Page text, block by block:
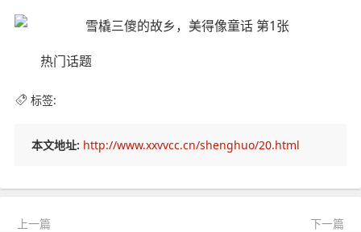
热门话题
标签:
本文地址: http://www.xxvvcc.cn/shenghuo/20.html
上一篇 下一篇